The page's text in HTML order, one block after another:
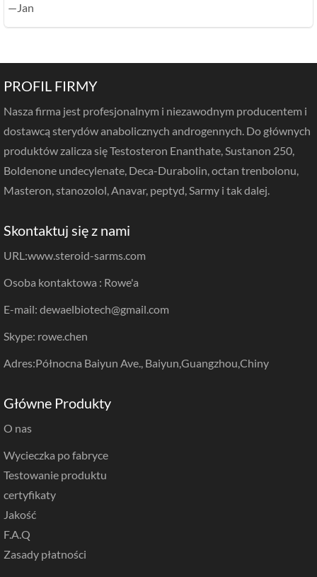
—Jan
PROFIL FIRMY
Nasza firma jest profesjonalnym i niezawodnym producentem i
dostawcą sterydów anabolicznych androgennych. Do głównych
produktów zalicza się Testosteron Enanthate, Sustanon 250,
Boldenone undecylenate, Deca-Durabolin, octan trenbolonu,
Masteron, stanozolol, Anavar, peptyd, Sarmy i tak dalej.
Skontaktuj się z nami
URL:www.steroid-sarms.com
Osoba kontaktowa : Rowe'a
E-mail: dewaelbiotech@gmail.com
Skype: rowe.chen
Adres:Północna Baiyun Ave., Baiyun,Guangzhou,Chiny
Główne Produkty
O nas
Wycieczka po fabryce
Testowanie produktu
certyfikaty
Jakość
F.A.Q
Zasady płatności